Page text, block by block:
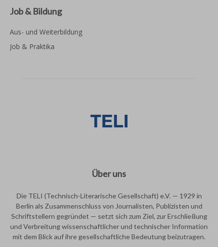
Job & Bildung
Aus- und Weiterbildung
Job & Praktika
Über uns
Die TELI (Technisch-Literarische Gesellschaft) e.V. — 1929 in
Berlin als Zusammenschluss von Journalisten, Publizisten und
Schriftstellern gegründet — setzt sich zum Ziel, zur Erschließung
und Verbreitung wissenschaftlicher und technischer Information
mit dem Blick auf ihre gesellschaftliche Bedeutung beizutragen.